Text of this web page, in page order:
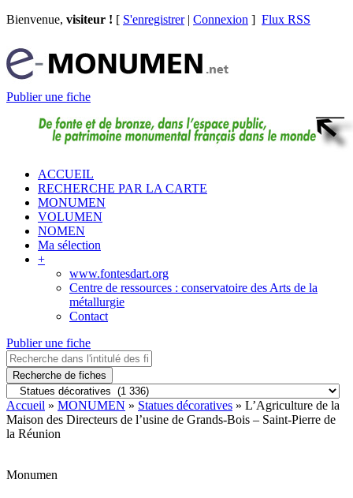
Bienvenue, visiteur ! [ S'enregistrer| Connexion ] Flux RSS
Publier une fiche
ACCUEIL
RECHERCHE PAR LA CARTE
MONUMEN
VOLUMEN
NOMEN
Ma sélection
+
www.fontesdart.org
Centre de ressources : conservatoire des Arts de la
métallurgie
Contact
Publier une fiche
Recherche de fiches
Accueil » MONUMEN » Statues décoratives » L’Agriculture de la
Maison des Directeurs de l’usine de Grands-Bois – Saint-Pierre de
la Réunion
Monumen